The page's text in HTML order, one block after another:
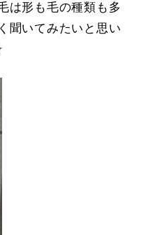
は形も毛の種類も多
聞いてみたいと思い